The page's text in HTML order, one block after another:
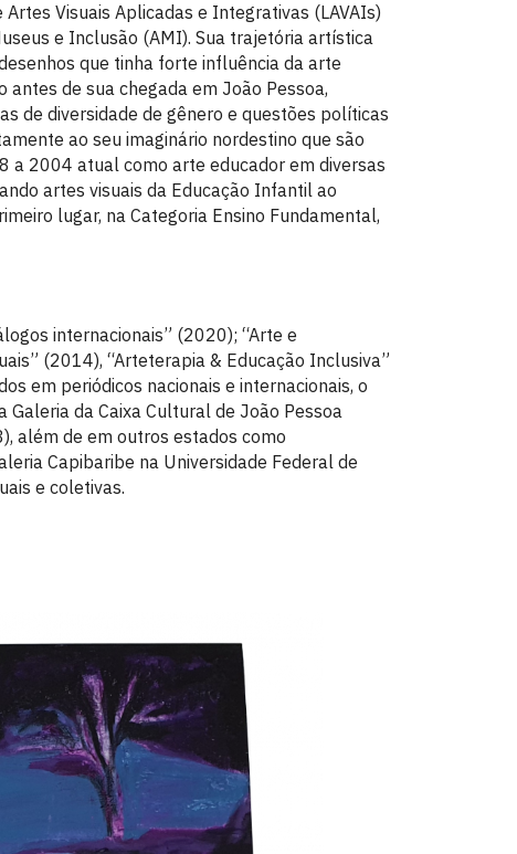
Visuais Aplicadas e Integrativas (LAVAIs)
e Inclusão (AMI). Sua trajetória artística
que tinha forte influência da arte
de sua chegada em João Pessoa,
de diversidade de gênero e questões políticas
ao seu imaginário nordestino que são
a 2004 atual como arte educador em diversas
artes visuais da Educação Infantil ao
lugar, na Categoria Ensino Fundamental,
internacionais” (2020); “Arte e
(2014), “Arteterapia & Educação Inclusiva”
em periódicos nacionais e internacionais, o
da Caixa Cultural de João Pessoa
além de em outros estados como
Capibaribe na Universidade Federal de
e coletivas.